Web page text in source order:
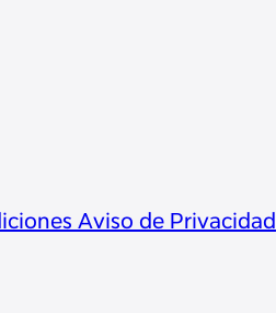
Aviso de Privacidad